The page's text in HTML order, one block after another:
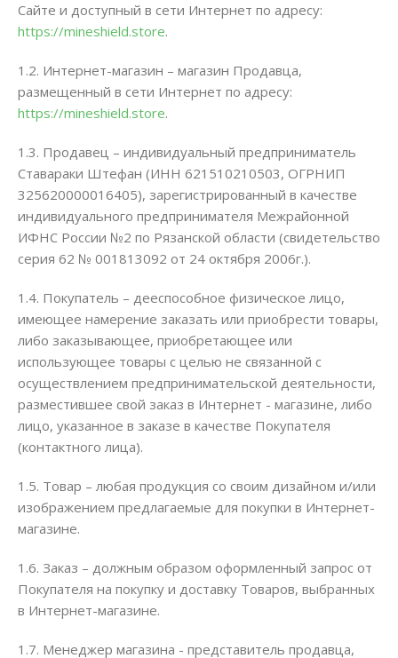
Сайте и доступный в сети Интернет по адресу:
https://mineshield.store.
1.2. Интернет-магазин – магазин Продавца,
размещенный в сети Интернет по адресу:
https://mineshield.store.
1.3. Продавец – индивидуальный предприниматель
Ставараки Штефан (ИНН 621510210503, ОГРНИП
325620000016405), зарегистрированный в качестве
индивидуального предпринимателя Межрайонной
ИФНС России №2 по Рязанской области (свидетельство
серия 62 № 001813092 от 24 октября 2006г.).
1.4. Покупатель – дееспособное физическое лицо,
имеющее намерение заказать или приобрести товары,
либо заказывающее, приобретающее или
использующее товары с целью не связанной с
осуществлением предпринимательской деятельности,
разместившее свой заказ в Интернет - магазине, либо
лицо, указанное в заказе в качестве Покупателя
(контактного лица).
1.5. Товар – любая продукция со своим дизайном и/или
изображением предлагаемые для покупки в Интернет-
магазине.
1.6. Заказ – должным образом оформленный запрос от
Покупателя на покупку и доставку Товаров, выбранных
в Интернет-магазине.
1.7. Менеджер магазина - представитель продавца,